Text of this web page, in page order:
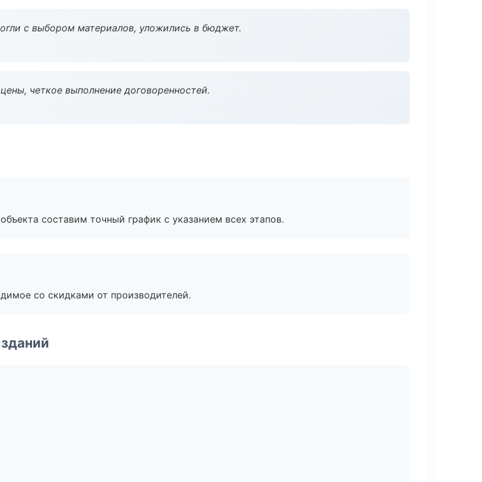
с выбором материалов, уложились в бюджет.
четкое выполнение договоренностей.
составим точный график с указанием всех этапов.
со скидками от производителей.